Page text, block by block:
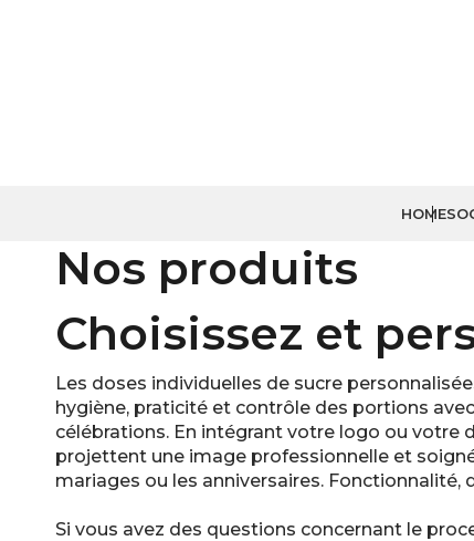
HOME
Nos produits
Choisissez et
Les doses individuelles de sucre
hygiène, praticité et contrôle des portions
célébrations. En intégrant votre logo ou
projettent une image professionnelle et
mariages ou les anniversaires.
Si vous avez des questions concernant le